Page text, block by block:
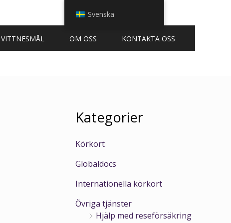
VITTNESMÅL OM OSS KONTAKTA OSS
Kategorier
Körkort
Globaldocs
Internationella körkort
Övriga tjänster
Hjälp med reseförsäkring
Svenska